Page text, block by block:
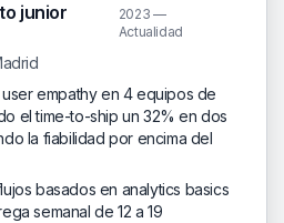
junior
2023 —
Actualidad
empathy en 4 equipos de
el time-to-ship un 32% en dos
la fiabilidad por encima del
basados en analytics basics
semanal de 12 a 19